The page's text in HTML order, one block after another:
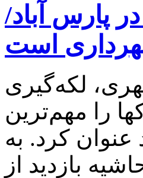
در پارس آباد/
است
لکه‌گیری
را مهم‌ترین
کرد. به
بازدید از